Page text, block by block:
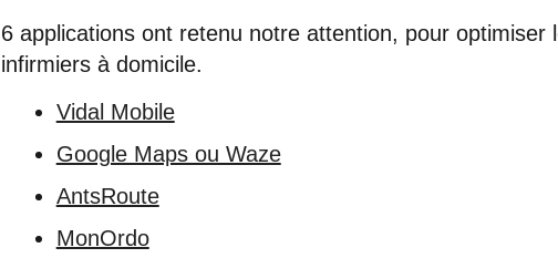
6 applications ont retenu notre attention, pour optimiser
infirmiers à domicile.
Vidal Mobile
Google Maps ou Waze
AntsRoute
MonOrdo